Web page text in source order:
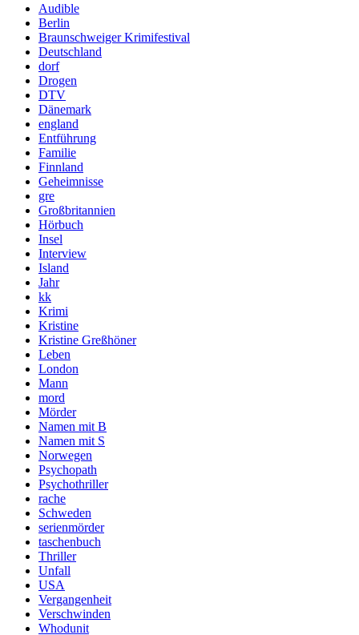
Audible
Berlin
Braunschweiger Krimifestival
Deutschland
dorf
Drogen
DTV
Dänemark
england
Entführung
Familie
Finnland
Geheimnisse
gre
Großbritannien
Hörbuch
Insel
Interview
Island
Jahr
kk
Krimi
Kristine
Kristine Greßhöner
Leben
London
Mann
mord
Mörder
Namen mit B
Namen mit S
Norwegen
Psychopath
Psychothriller
rache
Schweden
serienmörder
taschenbuch
Thriller
Unfall
USA
Vergangenheit
Verschwinden
Whodunit